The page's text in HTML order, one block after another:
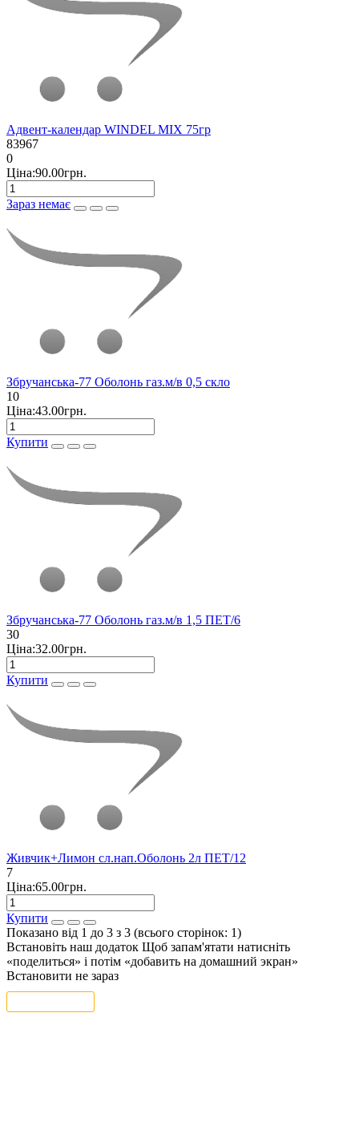
Адвент-календар WINDEL MIX 75гр
83967
0
Ціна:90.00грн.
Зараз немає
Збручанська-77 Оболонь газ.м/в 0,5 скло
10
Ціна:43.00грн.
Купити
Збручанська-77 Оболонь газ.м/в 1,5 ПЕТ/6
30
Ціна:32.00грн.
Купити
Живчик+Лимон сл.нап.Оболонь 2л ПЕТ/12
7
Ціна:65.00грн.
Купити
Показано від 1 до 3 з 3 (всього сторінок: 1)
Встановіть наш додаток Щоб запам'ятати натисніть
«поделиться» і потім «добавить на домашний экран»
Встановити не зараз